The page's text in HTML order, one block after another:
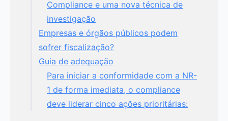
Compliance e uma nova técnica de
investigação
Empresas e órgãos públicos podem
sofrer fiscalização?
Guia de adequação
Para iniciar a conformidade com a NR-
1 de forma imediata, o compliance
deve liderar cinco ações prioritárias: